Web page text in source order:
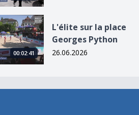
sur la place Georges Python
00:02:41
L'élite sur la place
Georges Python
26.06.2026